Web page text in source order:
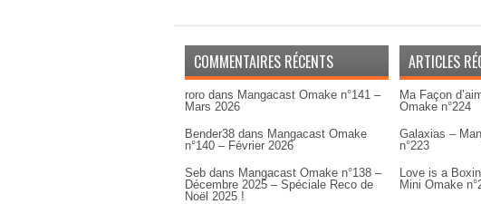
COMMENTAIRES RÉCENTS
roro dans Mangacast Omake n°141 –
Mars 2026
Bender38 dans Mangacast Omake
n°140 – Février 2026
Seb dans Mangacast Omake n°138 –
Décembre 2025 – Spéciale Reco de
Noël 2025 !
ARTICLES
Ma Façon
Omake n°224
Galaxias –
n°223
Love is a
Mini Omake